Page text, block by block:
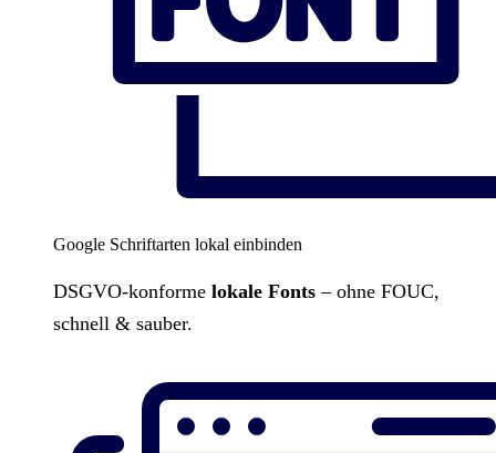
Google Schriftarten lokal einbinden
DSGVO-konforme lokale Fonts – ohne FOUC,
schnell & sauber.